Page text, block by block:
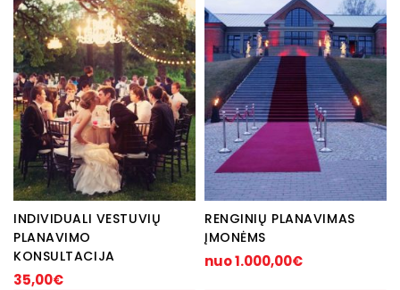
INDIVIDUALI VESTUVIŲ
PLANAVIMO
KONSULTACIJA
35,00€
RENGINIŲ PLANAVIMAS
ĮMONĖMS
nuo1.000,00€
has
multiple
variants.
The
options
may
be
chosen
on
the
product
page